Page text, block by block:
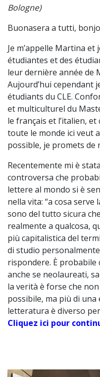
Bologne)
Buonasera a tutti,
Je m’appelle Martina
étudiantes et des
leur dernière année de
Aujourd’hui cependant
étudiants du CLE.
et multiculturel du
le français et l’italien,
toute le monde ici veut
possible, je promets de
Recentemente mi è
controversa che
lettere al mondo si è
nella vita: “a cosa
sono del tutto sicura
realmente a qualcosa,
più capitalistica del
di studio
rispondere. È
anche se neolaureati,
la verità è forse che
possibile, ma più di una
letteratura è diverso
Cliquez ici pour